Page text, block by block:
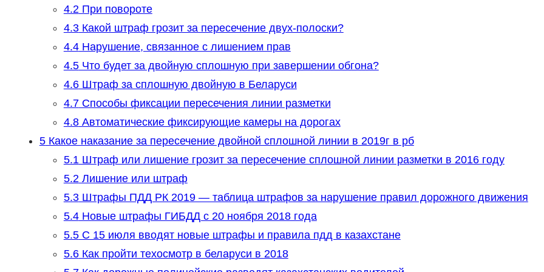
4.2При повороте
4.3Какой штраф грозит за пересечение двух-полоски?
4.4Нарушение, связанное с лишением прав
4.5Что будет за двойную сплошную при завершении обгона?
4.6Штраф за сплошную двойную в Беларуси
4.7Способы фиксации пересечения линии разметки
4.8Автоматические фиксирующие камеры на дорогах
5Какое наказание за пересечение двойной сплошной линии в 2019г в рб
5.1Штраф или лишение грозит за пересечение сплошной линии разметки в 2016 году
5.2Лишение или штраф
5.3Штрафы ПДД РК 2019 — таблица штрафов за нарушение правил дорожного движения
5.4Новые штрафы ГИБДД с 20 ноября 2018 года
5.5С 15 июля вводят новые штрафы и правила пдд в казахстане
5.6Как пройти техосмотр в беларуси в 2018